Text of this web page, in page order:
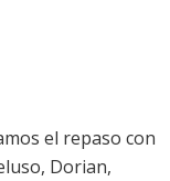
el repaso con
Dorian,